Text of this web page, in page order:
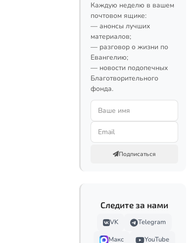
Каждую неделю в вашем
почтовом ящике:
— анонсы лучших
материалов;
— разговор о жизни по
Евангелию;
— новости подопечных
Благотворительного
фонда.
Подписаться
Следите за нами
VK
Telegram
Макс
YouTube